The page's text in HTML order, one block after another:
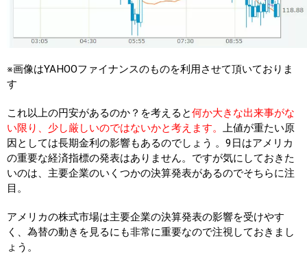
※画像はYAHOOファイナンスのものを利用させて頂いておりま
す
これ以上の円安があるのか？を考えると何か大きな出来事がな
い限り、少し厳しいのではないかと考えます。 上値が重たい原
因としては長期金利の影響もあるのでしょう 。9日はアメリカ
の重要な経済指標の発表はありません。ですが気にしておきた
いのは、主要企業のいくつかの決算発表があるのでそちらに注
目。
アメリカの株式市場は主要企業の決算発表の影響を受けやす
く、為替の動きを見るにも非常に重要なので注視しておきまし
ょう。